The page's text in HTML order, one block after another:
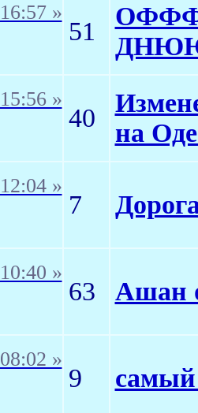
16:57 »
51
15:56 »
40
на
12:04 »
7
10:40 »
63 Ашан
08:02 »
9 самый